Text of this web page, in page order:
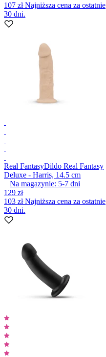
107 złNajniższa cena za ostatnie
30 dni.
Real FantasyDildo Real Fantasy
Deluxe - Harris, 14.5 cm
Na magazynie: 5-7 dni
129 zł
103 złNajniższa cena za ostatnie
30 dni.